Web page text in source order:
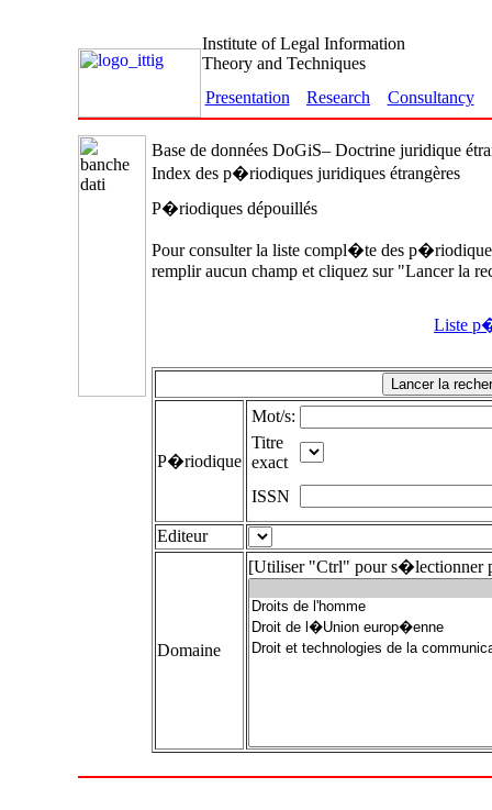
Institute of Legal Information
Theory and Techniques
Presentation
Research Consultancy
Base de données DoGiS– Doctrine juridique
Index des p�riodiques juridiques étrangères
P�riodiques dépouillés
Pour consulter la liste compl�te des
remplir aucun champ et cliquez sur "Lancer la
Liste
P�riodique
Mot/s:
Titre
exact
ISSN
Editeur
Domaine
[Utiliser "Ctrl" pour s�lectionner